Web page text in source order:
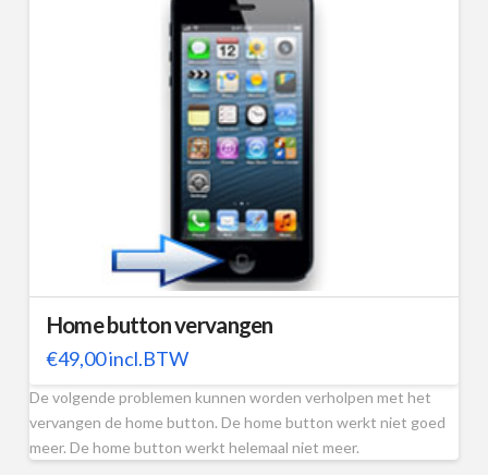
Home button vervangen
€49,00incl.BTW
De volgende problemen kunnen worden verholpen met het
vervangen de home button. De home button werkt niet goed
meer. De home button werkt helemaal niet meer.